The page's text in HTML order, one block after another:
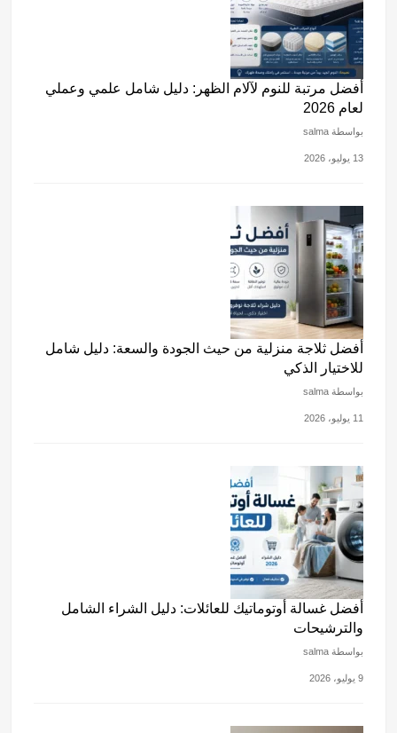
أفضل مرتبة للنوم لآلام الظهر: دليل شامل علمي وعملي
لعام 2026
بواسطة salma
13 يوليو، 2026
أفضل ثلاجة منزلية من حيث الجودة والسعة: دليل شامل
للاختيار الذكي
بواسطة salma
11 يوليو، 2026
أفضل غسالة أوتوماتيك للعائلات: دليل الشراء الشامل
والترشيحات
بواسطة salma
9 يوليو، 2026